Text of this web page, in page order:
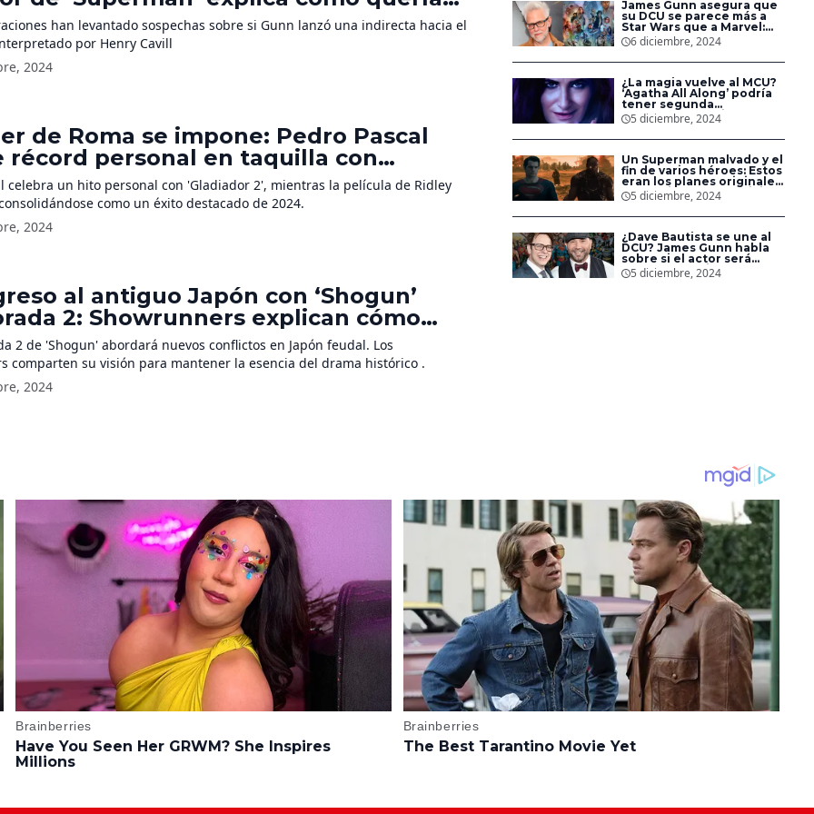
el nuevo traje del superhéroe
han levantado sospechas sobre si Gunn lanzó una indirecta hacia el
por Henry Cavill
2024
de Roma se impone: Pedro Pascal
récord personal en taquilla con
2’
celebra un hito personal con 'Gladiador 2', mientras la película de Ridley
como un éxito destacado de 2024.
2024
al antiguo Japón con ‘Shogun’
2: Showrunners explican cómo
la esperada secuela
2 de 'Shogun' abordará nuevos conflictos en Japón feudal. Los
comparten su visión para mantener la esencia del drama histórico .
2024
James Gunn asegura que
su DCU se parece más a
Star Wars que a Marvel:
‘Estamos creando un
universo’
6 diciembre, 2024
¿La magia vuelve al MCU?
‘Agatha All Along’ podría
tener segunda
temporada en Disney+
5 diciembre, 2024
Un Superman malvado y el
fin de varios héroes: Estos
eran los planes originales
de ‘La Liga de la Justicia’
de Zack Snyder en DC
5 diciembre, 2024
¿Dave Bautista se une al
DCU? James Gunn habla
sobre si el actor será
Bane en el universo de DC
Studios
5 diciembre, 2024